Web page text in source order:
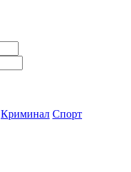
Криминал Спорт